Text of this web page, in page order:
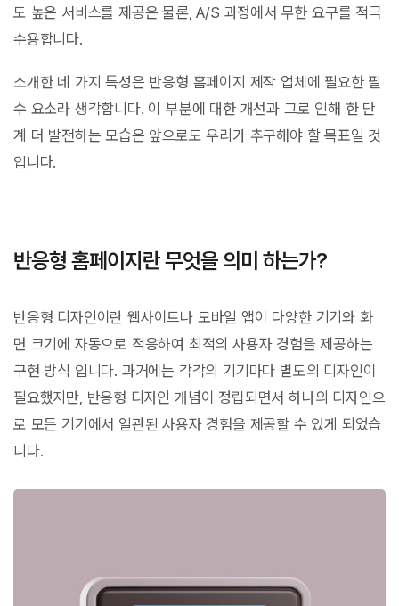
도 높은 서비스를 제공은 물론, A/S 과정에서 무한 요구를 적극
수용합니다.
소개한 네 가지 특성은 반응형 홈페이지 제작 업체에 필요한 필
수 요소라 생각합니다. 이 부분에 대한 개선과 그로 인해 한 단
계 더 발전하는 모습은 앞으로도 우리가 추구해야 할 목표일 것
입니다.
반응형 홈페이지란 무엇을 의미 하는가?
반응형 디자인이란 웹사이트나 모바일 앱이 다양한 기기와 화
면 크기에 자동으로 적응하여 최적의 사용자 경험을 제공하는
구현 방식 입니다. 과거에는 각각의 기기마다 별도의 디자인이
필요했지만, 반응형 디자인 개념이 정립되면서 하나의 디자인으
로 모든 기기에서 일관된 사용자 경험을 제공할 수 있게 되었습
니다.